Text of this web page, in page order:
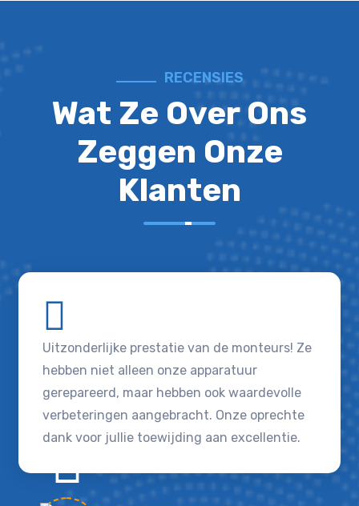
RECENSIES
Wat Ze Over Ons
Zeggen Onze
Klanten
Uitzonderlijke prestatie van de monteurs! Ze
hebben niet alleen onze apparatuur
gerepareerd, maar hebben ook waardevolle
verbeteringen aangebracht. Onze oprechte
dank voor jullie toewijding aan excellentie.